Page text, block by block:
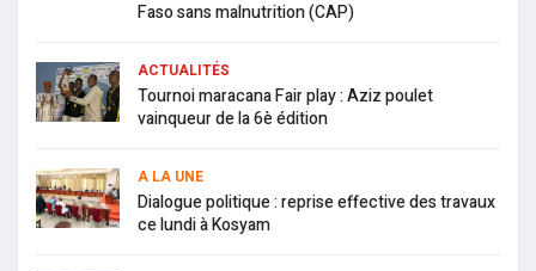
Faso sans malnutrition (CAP)
ACTUALITÉS
Tournoi maracana Fair play : Aziz poulet
vainqueur de la 6è édition
A LA UNE
Dialogue politique : reprise effective des travaux
ce lundi à Kosyam